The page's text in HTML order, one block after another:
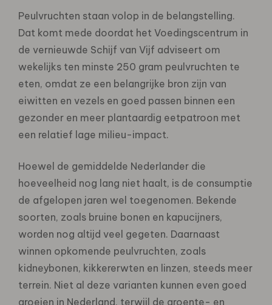
Peulvruchten staan volop in de belangstelling.
Dat komt mede doordat het Voedingscentrum in
de vernieuwde Schijf van Vijf adviseert om
wekelijks ten minste 250 gram peulvruchten te
eten, omdat ze een belangrijke bron zijn van
eiwitten en vezels en goed passen binnen een
gezonder en meer plantaardig eetpatroon met
een relatief lage milieu-impact.
Hoewel de gemiddelde Nederlander die
hoeveelheid nog lang niet haalt, is de consumptie
de afgelopen jaren wel toegenomen. Bekende
soorten, zoals bruine bonen en kapucijners,
worden nog altijd veel gegeten. Daarnaast
winnen opkomende peulvruchten, zoals
kidneybonen, kikkererwten en linzen, steeds meer
terrein. Niet al deze varianten kunnen even goed
groeien in Nederland, terwijl de groente- en